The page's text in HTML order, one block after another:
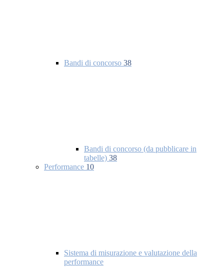
Bandi di concorso 38
Bandi di concorso (da pubblicare in
tabelle) 38
Performance 10
Sistema di misurazione e valutazione della
performance